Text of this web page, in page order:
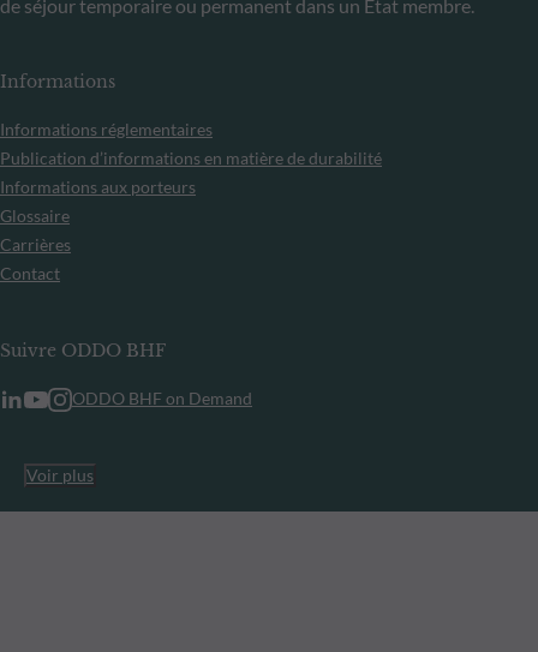
de séjour temporaire ou permanent dans un État membre.
Informations
Informations réglementaires
Publication d’informations en matière de durabilité
Informations aux porteurs
Glossaire
Carrières
Contact
Suivre ODDO BHF
ODDO BHF on Demand
Voir plus